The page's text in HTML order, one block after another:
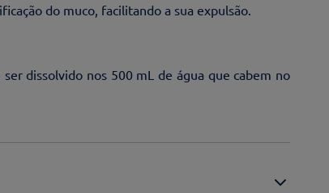
do muco, facilitando a sua expulsão.
dissolvido nos 500 mL de água que cabem no